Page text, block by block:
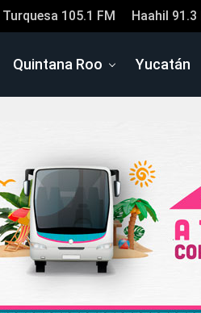
105.1 FM Haahil 91.3
Quintana Roo Yucatán